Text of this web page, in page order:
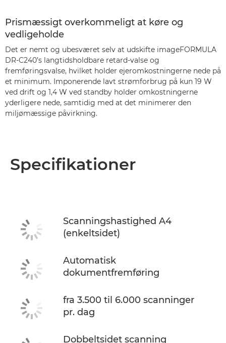
Prismæssigt overkommeligt at køre og
vedligeholde
Det er nemt og ubesværet selv at udskifte imageFORMULA
DR-C240’s langtidsholdbare retard-valse og
fremføringsvalse, hvilket holder ejeromkostningerne nede på
et minimum. Imponerende lavt strømforbrug på kun 19 W
ved drift og 1,4 W ved standby holder omkostningerne
yderligere nede, samtidig med at det minimerer den
miljømæssige påvirkning.
Specifikationer
Scanningshastighed A4
(enkeltsidet)
Automatisk
dokumentfremføring
fra 3.500 til 6.000 scanninger
pr. dag
Dobbeltsidet scanning